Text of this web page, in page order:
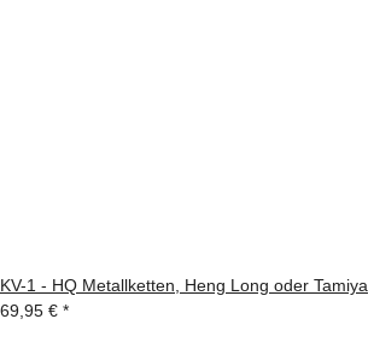
KV-1 - HQ Metallketten, Heng Long oder Tamiya
69,95 € *